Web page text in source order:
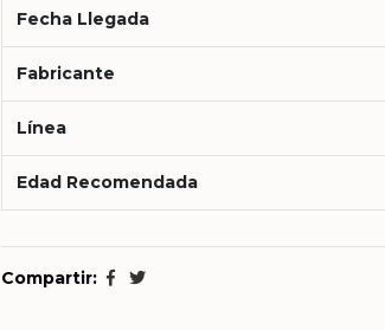
Fecha Llegada
Fabricante
Línea
Edad Recomendada
Compartir: